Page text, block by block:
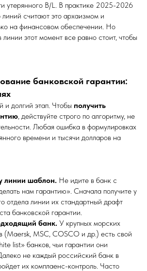
утерянного B/L. В практике 2025-2026
линий считают это архаизмом и
на финансовом обеспечении. Но
линии этот момент все равно стоит, чтобы
банковской гарантии:
долгий этап. Чтобы получить
, действуйте строго по алгоритму, не
Любая ошибка в формулировках
времени и тысячи долларов на
линии шаблон. Не идите в банк с
нам гарантию». Сначала получите у
отдела линии их стандартный драфт
банковской гарантии.
банк. У крупных морских
(Maersk, MSC, COSCO и др.) есть свой
list» банков, чьи гарантии они
не каждый российский банк в
их комплаенс-контроль. Часто